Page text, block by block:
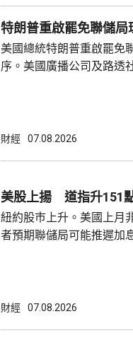
見，令外界質疑特朗普可
策。不過日程顯示，沃什
或會談，只是與財長貝森
特朗普重啟罷免聯儲局
美國總統特朗普重啟罷免
序。美國廣播公司及路透
事的誠信產生質疑，因此
何正當理由可以解除庫克的職務。
8月底亦曾以欺詐抵押貸款
財經 07.08.2026
美股上揚 道指升151
紐約股巿上升。美國上月
者預期聯儲局可能推遲加息
上升47點。 總計整個星期，納指上升5.2%。
財經 07.08.2026